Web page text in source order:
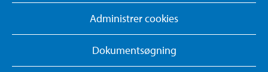
Administrer cookies
Dokumentsøgning